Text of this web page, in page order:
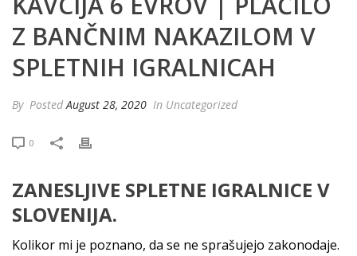
Z BANČNIM NAKAZILOM V
SPLETNIH IGRALNICAH
By PostedAugust 28, 2020 In Uncategorized
0
ZANESLJIVE SPLETNE IGRALNICE V
SLOVENIJA.
Kolikor mi je poznano, da se ne sprašujejo zakonodaje.